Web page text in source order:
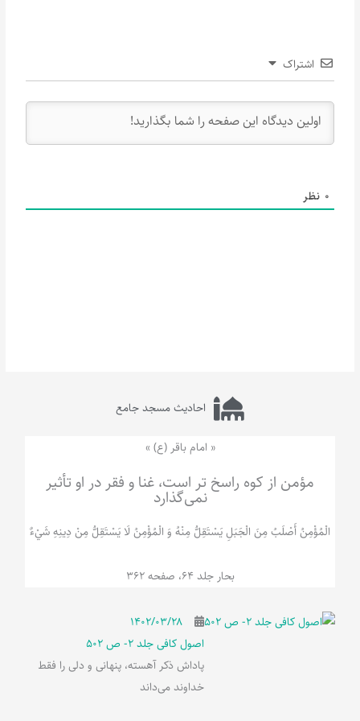
اشتراک
0 نظر
احادیث مسجد جامع
« امام باقر (ع) »
مؤمن از کوه راسخ تر است، غنا و فقر در او تأثیر
نمی‌گذارد
الْمُؤْمِنُ‌ أَصْلَبُ‌ مِنَ‌ الْجَبَلِ‌ یَسْتَقِلُّ مِنْهُ وَ الْمُؤْمِنُ لَا يَسْتَقِلُّ مِنْ دِينِهِ شَيْ‌ءٌ
بحار جلد 64، صفحه 362
۱۴۰۲/۰۳/۲۸
اصول کافی جلد 2- ص 502
پاداش ذکر آهسته، پنهانی و دلی را فقط
خداوند می‌داند